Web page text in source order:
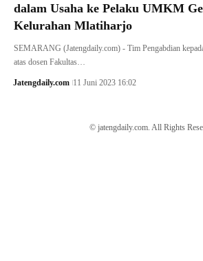
dalam Usaha ke Pelaku UMKM
Kelurahan Mlatiharjo
SEMARANG (Jatengdaily.com) - Tim Pengabdian
atas dosen Fakultas…
Jatengdaily.com 11 Juni 2023 16:02
© jatengdaily.com. All Rights